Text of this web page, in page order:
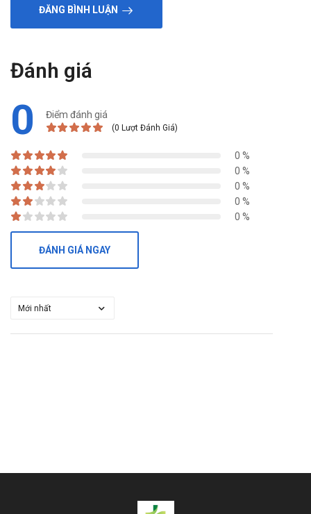
ĐĂNG BÌNH LUẬN
Đánh giá
0 Điểm đánh giá
(0 Lượt Đánh Giá)
0 %
0 %
0 %
0 %
0 %
ĐÁNH GIÁ NGAY